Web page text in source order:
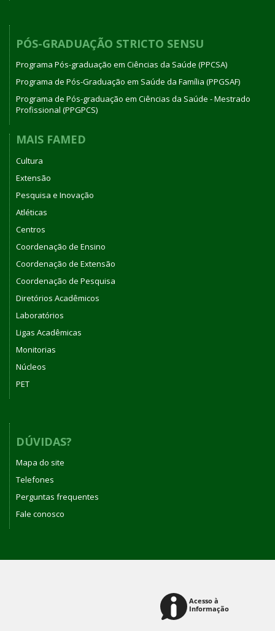
PÓS-GRADUAÇÃO STRICTO SENSU
Programa Pós-graduação em Ciências da Saúde (PPCSA)
Programa de Pós-Graduação em Saúde da Família (PPGSAF)
Programa de Pós-graduação em Ciências da Saúde - Mestrado
Profissional (PPGPCS)
MAIS FAMED
Cultura
Extensão
Pesquisa e Inovação
Atléticas
Centros
Coordenação de Ensino
Coordenação de Extensão
Coordenação de Pesquisa
Diretórios Acadêmicos
Laboratórios
Ligas Acadêmicas
Monitorias
Núcleos
PET
DÚVIDAS?
Mapa do site
Telefones
Perguntas frequentes
Fale conosco